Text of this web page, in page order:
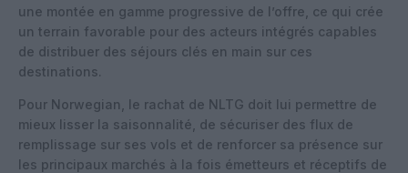
une montée en gamme progressive de l’offre, ce qui crée
un terrain favorable pour des acteurs intégrés capables
de distribuer des séjours clés en main sur ces
destinations.
Pour Norwegian, le rachat de NLTG doit lui permettre de
mieux lisser la saisonnalité, de sécuriser des flux de
remplissage sur ses vols et de renforcer sa présence sur
les principaux marchés à la fois émetteurs et réceptifs de